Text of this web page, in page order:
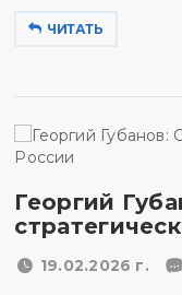
ЧИТАТЬ
Георгий
19.02.2026 г.